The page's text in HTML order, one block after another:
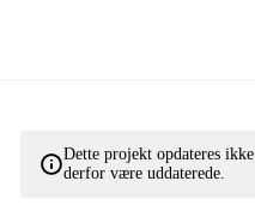
Dette projekt opdateres
derfor være uddaterede.